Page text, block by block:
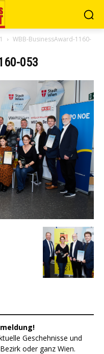
WBB-BusinessAward-1160-
053
Geschehnisse und
oder ganz Wien.